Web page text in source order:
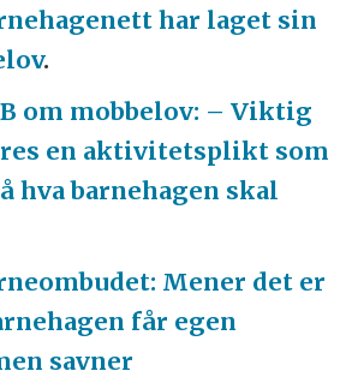
har laget sin
.
om mobbelov: – Viktig
en aktivitetsplikt som
hva barnehagen skal
Mener det er
får egen
savner